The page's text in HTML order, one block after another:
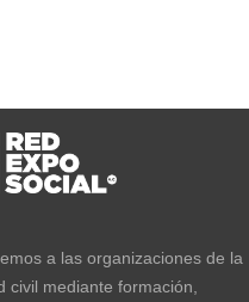
a las organizaciones de la
civil mediante formación,